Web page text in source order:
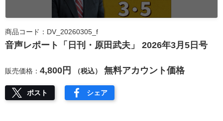
商品コード：DV_20260305_f
音声レポート「日刊・原田武夫」 2026年3月5日号
販売価格： 4,800円 （税込） 無料アカウント価格
ポスト シェア